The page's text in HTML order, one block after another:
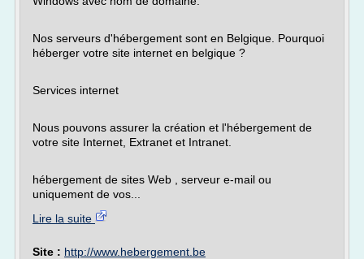
Nos serveurs d'hébergement sont en Belgique. Pourquoi
héberger votre site internet en belgique ?
Services internet
Nous pouvons assurer la création et l'hébergement de
votre site Internet, Extranet et Intranet.
hébergement de sites Web , serveur e-mail ou
uniquement de vos...
Lire la suite
Site : http://www.hebergement.be